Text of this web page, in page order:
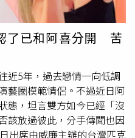
，讓她十分受傷。沒想到當
貼心地在影片下方留言、極
是忍不住發揮幽默本色調
這番「相愛相殺」的互動
了已和阿喜分開 苦
近5年，過去戀情一向低調
藝圈模範情侶。不過近日阿
態，坦言雙方如今已經「沒
該放過彼此，分手傳聞也因
出席由威廉主辦的台灣匹克